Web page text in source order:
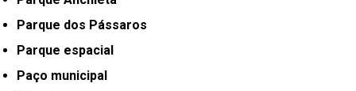
Parque dos Pássaros
Parque espacial
Paço municipal